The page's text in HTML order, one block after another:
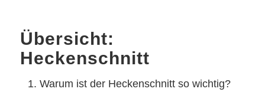
Übersicht:
Heckenschnitt
Warum ist der Heckenschnitt so wichtig?